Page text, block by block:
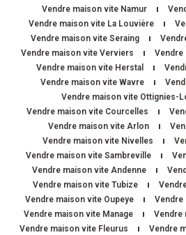
Vendre maison vite Namur
Vendre maison vite La Louvière
Vendre maison vite Seraing
Vendre maison vite Verviers
Vendre
Vendre maison vite Herstal
Vendre maison vite Wavre
Vendre maison vite Ottignies-
Vendre maison vite Courcelles
Vendre maison vite Arlon
Vendre maison vite Nivelles
Vendre maison vite Sambreville
Vendre maison vite Andenne
Vendre maison vite Tubize
Vendre maison vite Oupeye
Vendre
Vendre maison vite Manage
Vendre
Vendre maison vite Fleurus
Vendre